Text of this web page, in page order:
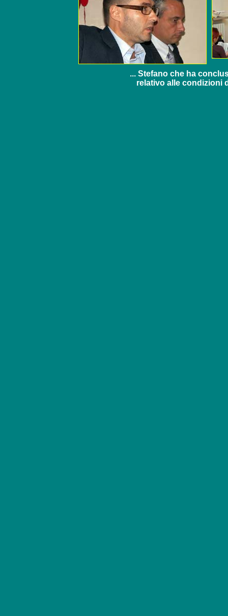
... Stefano che ha
relativo alle condizioni